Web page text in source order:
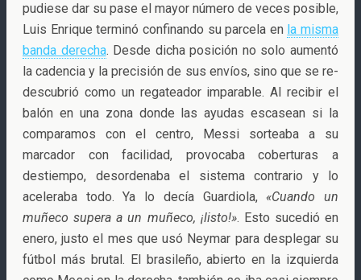
pudiese dar su pase el mayor número de veces posible,
Luis Enrique terminó confinando su parcela en la misma
banda derecha. Desde dicha posición no solo aumentó
la cadencia y la precisión de sus envíos, sino que se re-
descubrió como un regateador imparable. Al recibir el
balón en una zona donde las ayudas escasean si la
comparamos con el centro, Messi sorteaba a su
marcador con facilidad, provocaba coberturas a
destiempo, desordenaba el sistema contrario y lo
aceleraba todo. Ya lo decía Guardiola, «Cuando un
muñeco supera a un muñeco, ¡listo!». Esto sucedió en
enero, justo el mes que usó Neymar para desplegar su
fútbol más brutal. El brasileño, abierto en la izquierda